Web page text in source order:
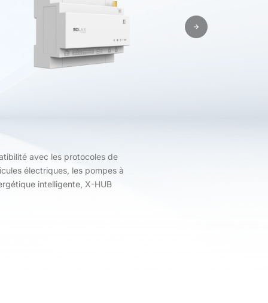
avec les protocoles de
électriques, les pompes à
intelligente, X-HUB